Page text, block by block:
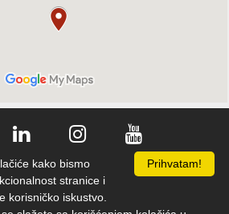
reklame. All Rights Reserved.
back to top
Prihvatam!
kako bismo
stranice i
korisničko iskustvo.